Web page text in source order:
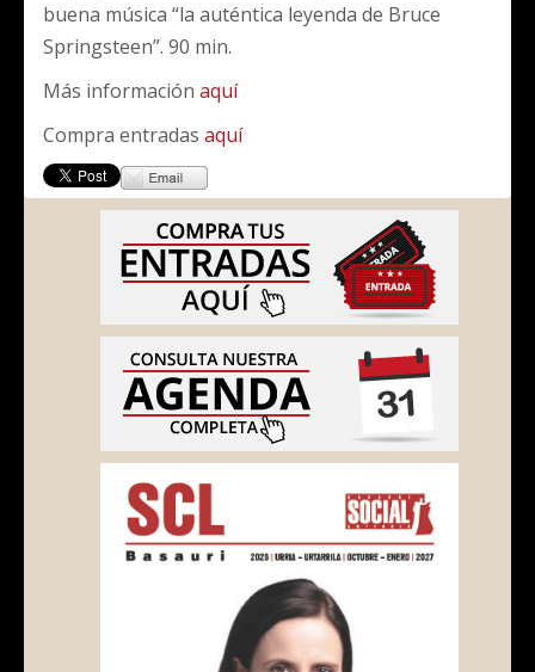
buena música “la auténtica leyenda de Bruce
Springsteen”. 90 min.
Más informaciónaquí
Compra entradasaquí